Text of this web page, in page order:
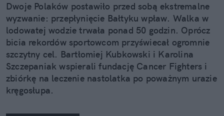
Dwoje Polaków postawiło przed sobą ekstremalne
wyzwanie: przepłynięcie Bałtyku wpław. Walka w
lodowatej wodzie trwała ponad 50 godzin. Oprócz
bicia rekordów sportowcom przyświecał ogromnie
szczytny cel. Bartłomiej Kubkowski i Karolina
Szczepaniak wspierali fundację Cancer Fighters i
zbiórkę na leczenie nastolatka po poważnym urazie
kręgosłupa.